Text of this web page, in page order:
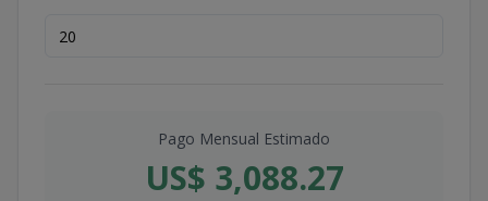
Pago Mensual Estimado
US$ 3,088.27